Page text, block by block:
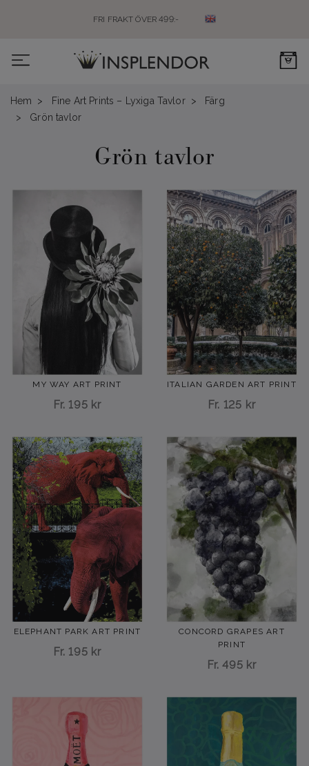
FRI FRAKT ÖVER 499:-
0
Hem Fine Art Prints – Lyxiga Tavlor
Färg
Grön tavlor
Grön tavlor
MY WAY ART PRINT
Fr. 195 kr
ITALIAN GARDEN ART PRINT
Fr. 125 kr
ELEPHANT PARK ART PRINT
Fr. 195 kr
CONCORD GRAPES ART
PRINT
Fr.495 kr